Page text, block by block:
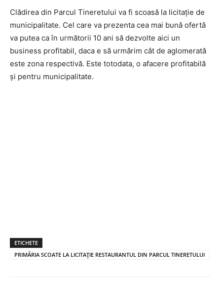
Clădirea din Parcul Tineretului va fi scoasă la licitație de
municipalitate. Cel care va prezenta cea mai bună ofertă
va putea ca în următorii 10 ani să dezvolte aici un
business profitabil, daca e să urmărim cât de aglomerată
este zona respectivă. Este totodata, o afacere profitabilă
și pentru municipalitate.
ETICHETE
PRIMĂRIA SCOATE LA LICITAȚIE RESTAURANTUL DIN PARCUL TINERETULUI